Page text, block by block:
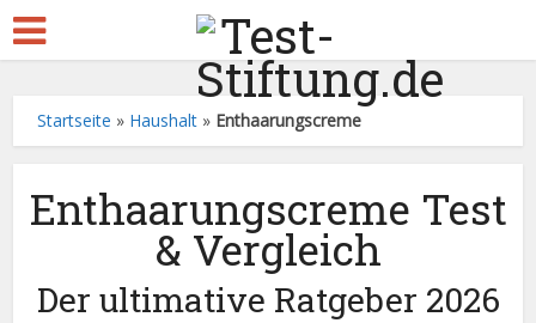
Startseite » Haushalt » Enthaarungscreme
Enthaarungscreme Test
& Vergleich
Der ultimative Ratgeber 2026